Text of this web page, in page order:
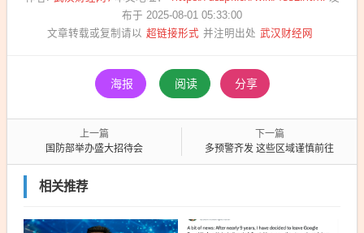
布于 2025-08-01 05:33:00
文章转载或复制请以 超链接形式 并注明出处 武汉财经网
海报 阅读 分享
上一篇
国防部举办盛大招待会
下一篇
多预警齐发 这些区域谨慎前往
相关推荐